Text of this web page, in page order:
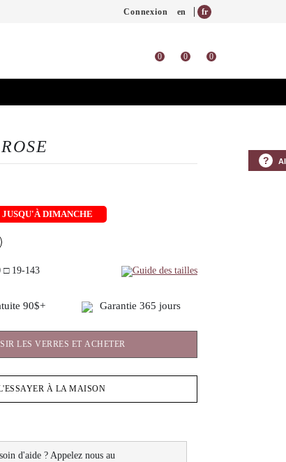
Connexion en fr
0 0 0
ROSE
JUSQU'À DIMANCHE
Guide des tailles
□ 19-143
90$+ Garantie 365 jours
LES VERRES ET ACHETER
À LA MAISON
d'aide ? Appelez nous au
?